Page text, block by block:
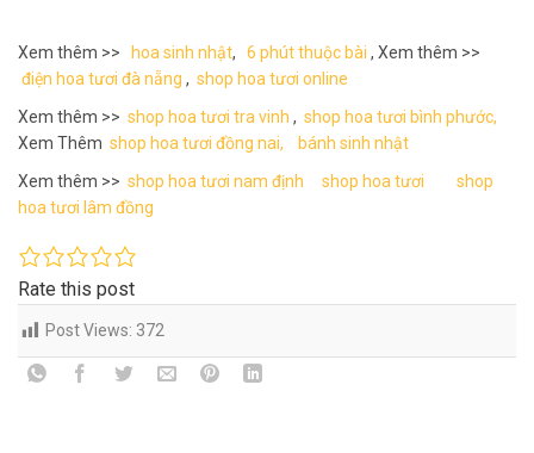
Xem thêm >> hoa sinh nhật, 6 phút thuộc bài , Xem thêm >>
điện hoa tươi đà nẵng , shop hoa tươi online
Xem thêm >> shop hoa tươi tra vinh , shop hoa tươi bình phước,
Xem Thêm shop hoa tươi đồng nai,
bánh sinh nhật
Xem thêm >> shop hoa tươi nam định shop hoa tươi
shop
hoa tươi lâm đồng
Rate this post
Post Views: 372